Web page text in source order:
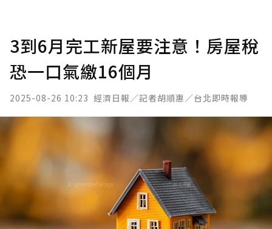
3到6月完工新屋要注意！房屋稅
恐一口氣繳16個月
2025-08-26 10:23 經濟日報／記者胡順惠／台北即時報導